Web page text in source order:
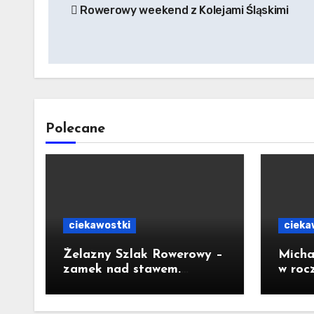
wpisu
Rowerowy weekend z Kolejami Śląskimi
Polecane
ciekawostki
Żelazny Szlak Rowerowy –
zamek nad stawem.
w